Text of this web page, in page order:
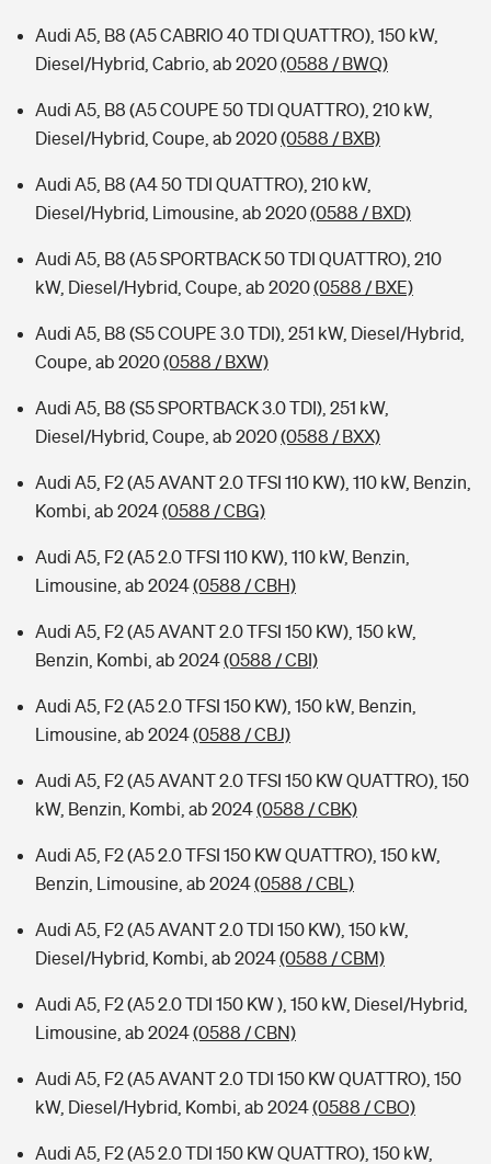
Audi A5, B8 (A5 CABRIO 40 TDI QUATTRO), 150 kW,
Diesel/Hybrid, Cabrio, ab 2020(0588 / BWQ)
Audi A5, B8 (A5 COUPE 50 TDI QUATTRO), 210 kW,
Diesel/Hybrid, Coupe, ab 2020(0588 / BXB)
Audi A5, B8 (A4 50 TDI QUATTRO), 210 kW,
Diesel/Hybrid, Limousine, ab 2020(0588 / BXD)
Audi A5, B8 (A5 SPORTBACK 50 TDI QUATTRO), 210
kW, Diesel/Hybrid, Coupe, ab 2020(0588 / BXE)
Audi A5, B8 (S5 COUPE 3.0 TDI), 251 kW, Diesel/Hybrid,
Coupe, ab 2020(0588 / BXW)
Audi A5, B8 (S5 SPORTBACK 3.0 TDI), 251 kW,
Diesel/Hybrid, Coupe, ab 2020(0588 / BXX)
Audi A5, F2 (A5 AVANT 2.0 TFSI 110 KW), 110 kW, Benzin,
Kombi, ab 2024(0588 / CBG)
Audi A5, F2 (A5 2.0 TFSI 110 KW), 110 kW, Benzin,
Limousine, ab 2024(0588 / CBH)
Audi A5, F2 (A5 AVANT 2.0 TFSI 150 KW), 150 kW,
Benzin, Kombi, ab 2024(0588 / CBI)
Audi A5, F2 (A5 2.0 TFSI 150 KW), 150 kW, Benzin,
Limousine, ab 2024(0588 / CBJ)
Audi A5, F2 (A5 AVANT 2.0 TFSI 150 KW QUATTRO), 150
kW, Benzin, Kombi, ab 2024(0588 / CBK)
Audi A5, F2 (A5 2.0 TFSI 150 KW QUATTRO), 150 kW,
Benzin, Limousine, ab 2024(0588 / CBL)
Audi A5, F2 (A5 AVANT 2.0 TDI 150 KW), 150 kW,
Diesel/Hybrid, Kombi, ab 2024(0588 / CBM)
Audi A5, F2 (A5 2.0 TDI 150 KW ), 150 kW, Diesel/Hybrid,
Limousine, ab 2024(0588 / CBN)
Audi A5, F2 (A5 AVANT 2.0 TDI 150 KW QUATTRO), 150
kW, Diesel/Hybrid, Kombi, ab 2024(0588 / CBO)
Audi A5, F2 (A5 2.0 TDI 150 KW QUATTRO), 150 kW,